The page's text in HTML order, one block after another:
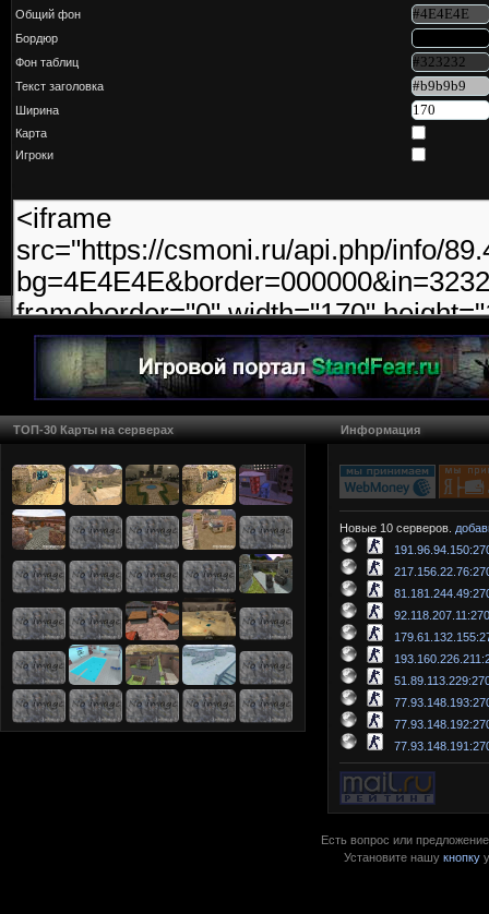
Общий фон
Бордюр
Фон таблиц
Текст заголовка
Ширина
Карта
Игроки
ТОП-30 Карты на серверах Информация
Новые 10 серверов.
Есть вопрос или
Установите нашукнопку